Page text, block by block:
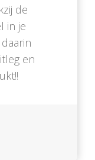
de
in je
en